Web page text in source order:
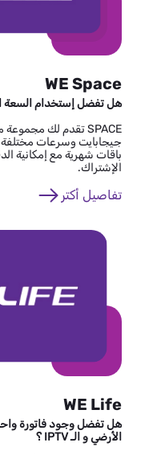
WE Space
هل تفضل إستخدام السعة
باقات شهرية مع
الإشتراك.
تفاصيل أكتر
WE Life
هل تفضل وجود فاتورة
الأرضي و الـ IPTV ؟